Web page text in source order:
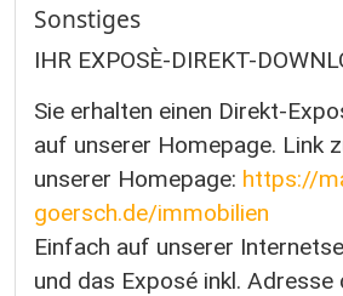
Sonstiges
IHR EXPOSÈ-DIREKT-
Sie erhalten einen Direkt-
auf unserer Homepage. Link
unserer Homepage: https://
goersch.de/immobilien
Einfach auf unserer
und das Exposé inkl. Adresse